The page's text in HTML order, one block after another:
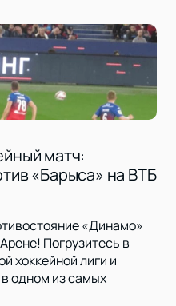
матч:
«Барыса» на ВТБ
«Динамо»
Погрузитесь в
хоккейной лиги и
одном из самых